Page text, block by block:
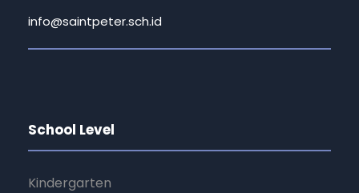
info@saintpeter.sch.id
School Level
Kindergarten